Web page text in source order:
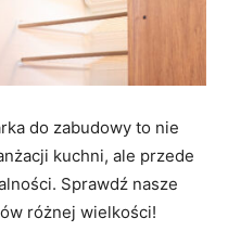
do zabudowy to nie
kuchni, ale przede
Sprawdź nasze
różnej wielkości!